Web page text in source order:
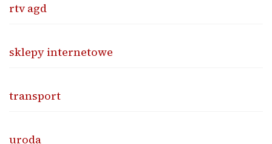
rtv agd
sklepy internetowe
transport
uroda